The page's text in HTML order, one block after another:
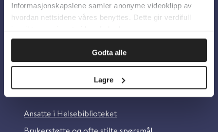
Informasjonskapslene samler anonyme videoklipp av
hvordan nettsidene våres benyttes. Dette gir verdifull
innsikt som gjør at vi kan forbedre oss.
Godta alle
Lagre
Tilgjengelighetserklæring
Information in English
Ansatte i Helsebiblioteket